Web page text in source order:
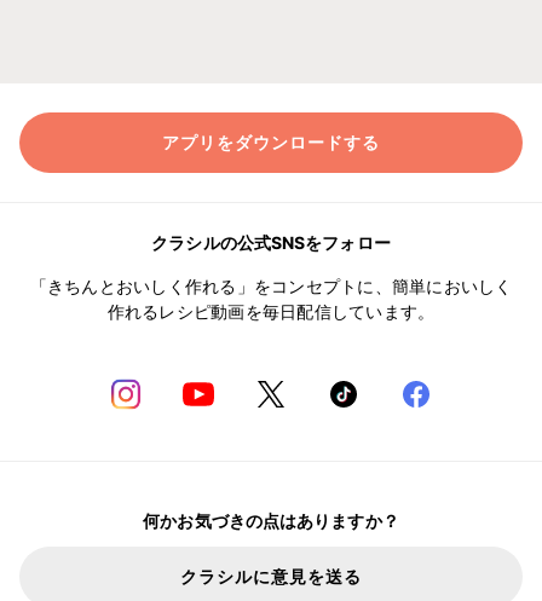
アプリをダウンロードする
クラシルの公式SNSをフォロー
「きちんとおいしく作れる」をコンセプトに、簡単においしく
作れるレシピ動画を毎日配信しています。
何かお気づきの点はありますか？
クラシルに意見を送る